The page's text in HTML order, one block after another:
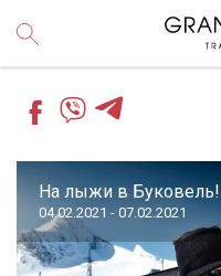
На лыжи в Буковель!
04.02.2021 - 07.02.2021